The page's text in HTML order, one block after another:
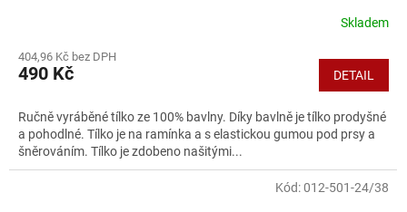
Skladem
404,96 Kč bez DPH
490 Kč DETAIL
Ručně vyráběné tílko ze 100% bavlny. Díky bavlně je tílko prodyšné
a pohodlné. Tílko je na ramínka a s elastickou gumou pod prsy a
šněrováním. Tílko je zdobeno našitými...
Kód:012-501-24/38